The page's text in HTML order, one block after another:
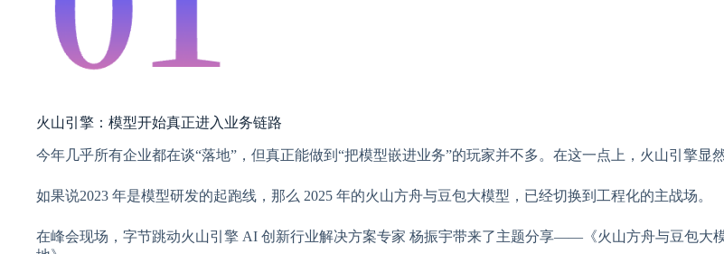
火山引擎：模型开始真正进入业务链路
今年几乎所有企业都在谈“落地”，但真正能做到“把模型嵌进业务”的玩家并不多。在这一点上，火山引擎显
如果说2023 年是模型研发的起跑线，那么 2025 年的火山方舟与豆包大模型，已经切换到工程化的主战场。
在峰会现场，字节跳动火山引擎 AI 创新行业解决方案专家 杨振宇带来了主题分享——《火山方舟与豆包大